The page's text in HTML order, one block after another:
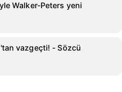
Walker-Peters yeni
vazgeçti! - Sözcü